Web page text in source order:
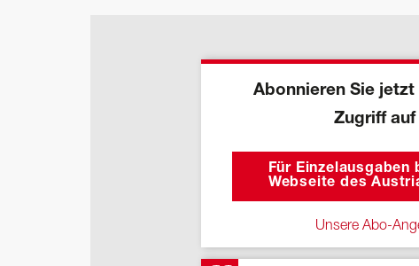
Abonnieren Sie
Zugriff
Für Einzelausgaben
Webseite des
Unsere Abo-